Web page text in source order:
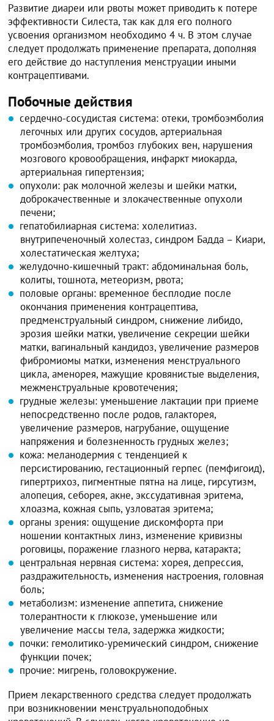
Развитие диареи или рвоты может приводить к потере
эффективности Силеста, так как для его полного
усвоения организмом необходимо 4 ч. В этом случае
следует продолжать применение препарата, дополняя
его действие до наступления менструации иными
контрацептивами.
Побочные действия
сердечно-сосудистая система: отеки, тромбоэмболия
легочных или других сосудов, артериальная
тромбоэмболия, тромбоз глубоких вен, нарушения
мозгового кровообращения, инфаркт миокарда,
артериальная гипертензия;
опухоли: рак молочной железы и шейки матки,
доброкачественные и злокачественные опухоли
печени;
гепатобилиарная система: холелитиаз.
внутрипеченочный холестаз, синдром Бадда – Киари,
холестатическая желтуха;
желудочно-кишечный тракт: абдоминальная боль,
колиты, тошнота, метеоризм, рвота;
половые органы: временное бесплодие после
окончания применения контрацептива,
предменструальный синдром, снижение либидо,
эрозия шейки матки, увеличение секреции шейки
матки, вагинальный кандидоз, увеличение размеров
фибромиомы матки, изменения менструального
цикла, аменорея, мажущие кровянистые выделения,
межменструальные кровотечения;
грудные железы: уменьшение лактации при приеме
непосредственно после родов, галакторея,
увеличение размеров, нагрубание, ощущение
напряжения и болезненность грудных желез;
кожа: меланодермия с тенденцией к
персистированию, гестационный герпес (пемфигоид),
гипертрихоз, пигментные пятна на лице, гирсутизм,
алопеция, себорея, акне, экссудативная эритема,
хлоазма, кожная сыпь, узловатая эритема;
органы зрения: ощущение дискомфорта при
ношении контактных линз, изменение кривизны
роговицы, поражение глазного нерва, катаракта;
центральная нервная система: хорея, депрессия,
раздражительность, изменения настроения, головная
боль;
метаболизм: изменение аппетита, снижение
толерантности к глюкозе, уменьшение или
увеличение массы тела, задержка жидкости;
почки: гемолитико-уремический синдром, снижение
функции почек;
прочие: мигрень, головокружение.
Прием лекарственного средства следует продолжать
при возникновении менструальноподобных